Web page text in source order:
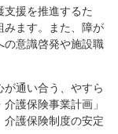
援を推進するた
みます。また、障が
の意識啓発や施設職
通い合う、やすら
護保険事業計画」
介護保険制度の安定